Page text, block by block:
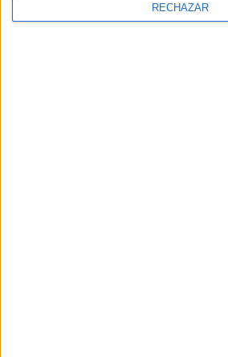
RECHAZAR